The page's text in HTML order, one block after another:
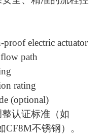
proof electric actuator
path
rating
(optional)
认证标准（如
不锈钢）。